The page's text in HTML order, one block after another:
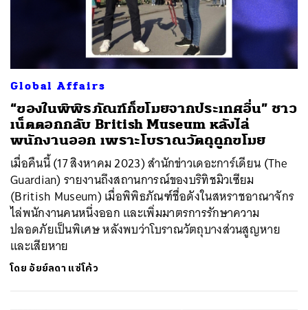
Global Affairs
“ของในพิพิธภัณฑ์ก็ขโมยจากประเทศอื่น” ชาว
เน็ตตอกกลับ British Museum หลังไล่
พนักงานออก เพราะโบราณวัตถุถูกขโมย
เมื่อคืนนี้ (17 สิงหาคม 2023) สำนักข่าวเดอะการ์เดียน (The
Guardian) รายงานถึงสถานการณ์ของบริทิชมิวเซียม
(British Museum) เมื่อพิพิธภัณฑ์ชื่อดังในสหราชอาณาจักร
ไล่พนักงานคนหนึ่งออก และเพิ่มมาตรการรักษาความ
ปลอดภัยเป็นพิเศษ หลังพบว่าโบราณวัตถุบางส่วนสูญหาย
และเสียหาย
โดย อัยย์ลดา แซ่โค้ว